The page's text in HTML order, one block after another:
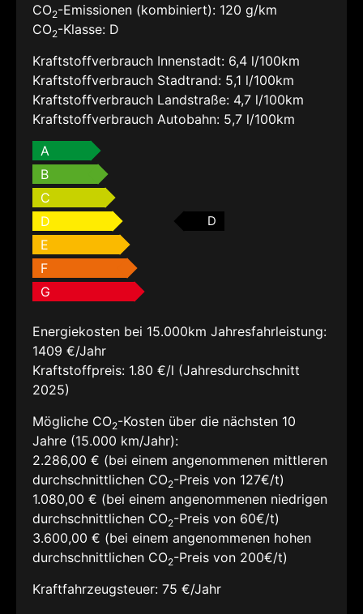
CO2-Emissionen (kombiniert): 120 g/km
CO2-Klasse: D
Kraftstoffverbrauch Innenstadt: 6,4 l/100km
Kraftstoffverbrauch Stadtrand: 5,1 l/100km
Kraftstoffverbrauch Landstraße: 4,7 l/100km
Kraftstoffverbrauch Autobahn: 5,7 l/100km
A
B
C
D
D
E
F
G
Energiekosten bei 15.000km Jahresfahrleistung:
1409 €/Jahr
Kraftstoffpreis: 1.80 €/l (Jahresdurchschnitt
2025)
Mögliche CO2-Kosten über die nächsten 10
Jahre (15.000 km/Jahr):
2.286,00 € (bei einem angenommenen mittleren
durchschnittlichen CO2-Preis von 127€/t)
1.080,00 € (bei einem angenommenen niedrigen
durchschnittlichen CO2-Preis von 60€/t)
3.600,00 € (bei einem angenommenen hohen
durchschnittlichen CO2-Preis von 200€/t)
Kraftfahrzeugsteuer: 75 €/Jahr